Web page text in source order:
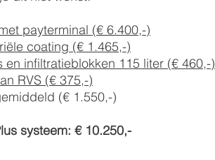
payterminal (€ 6.400,-)
coating (€ 1.465,-)
en infiltratieblokken 115 liter (€ 460,-)
RVS (€ 375,-)
(€ 1.550,-)
systeem: € 10.250,-